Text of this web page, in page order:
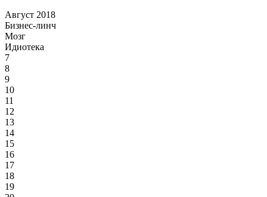
Август 2018
Бизнес-линч
Мозг
Идиотека
7
8
9
10
11
12
13
14
15
16
17
18
19